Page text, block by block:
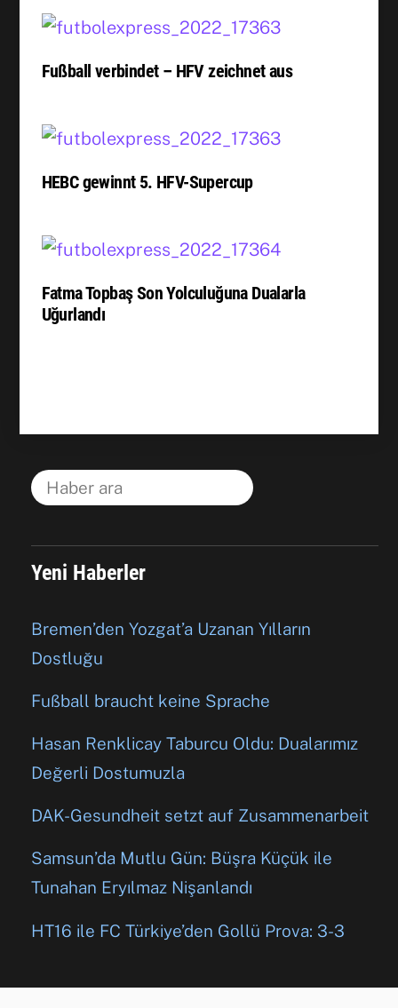
Fußball verbindet – HFV zeichnet aus
HEBC gewinnt 5. HFV-Supercup
Fatma Topbaş Son Yolculuğuna Dualarla
Uğurlandı
Yeni Haberler
Bremen’den Yozgat’a Uzanan Yılların
Dostluğu
Fußball braucht keine Sprache
Hasan Renklicay Taburcu Oldu: Dualarımız
Değerli Dostumuzla
DAK-Gesundheit setzt auf Zusammenarbeit
Samsun’da Mutlu Gün: Büşra Küçük ile
Tunahan Eryılmaz Nişanlandı
HT16 ile FC Türkiye’den Gollü Prova: 3-3